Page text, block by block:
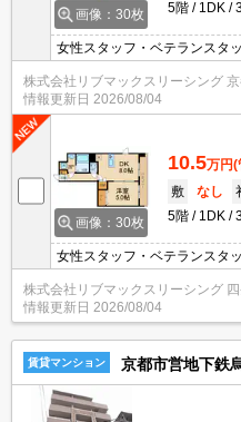
画像：30枚
5階
1DK
女性スタッフ・ベテランスタ
社管理の家具家電付き物件★
株式会社リブマックスリーシング
情報更新日 2026/08/04
画像：30枚
10.5万円(
敷
なし
5階
1DK
女性スタッフ・ベテランスタ
社管理の家具家電付き物件★
株式会社リブマックスリーシング
情報更新日 2026/08/04
賃貸マンション 京都市営地下鉄